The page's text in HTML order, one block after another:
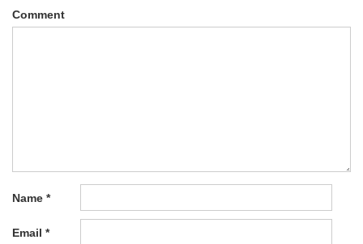
Comment
Name *
Email *